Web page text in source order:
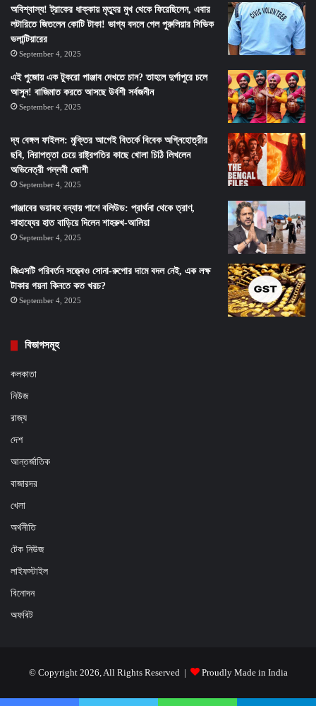
অবিশ্বাস্য! ট্রাকের ধাক্কায় মৃত্যুর মুখ থেকে ফিরেছিলেন, এবার
লটারিতে জিতলেন কোটি টাকা! ভাগ্য বদলে গেল পুরুলিয়ার সিভিক
ভলান্টিয়ারের
September 4, 2025
এই পুজোয় এক টুকরো পাঞ্জাব দেখতে চান? তাহলে দুর্গাপুরে চলে
আসুন! বাজিমাত করতে আসছে উর্বশী সর্বজনীন
September 4, 2025
দ্য বেঙ্গল ফাইলস: মুক্তির আগেই বিতর্কে বিবেক অগ্নিহোত্রীর
ছবি, নিরাপত্তা চেয়ে রাষ্ট্রপতির কাছে খোলা চিঠি লিখলেন
অভিনেত্রী পল্লবী জোশী
September 4, 2025
পাঞ্জাবের ভয়াবহ বন্যায় পাশে বলিউড: প্রার্থনা থেকে ত্রাণ,
সাহায্যের হাত বাড়িয়ে দিলেন শাহরুখ-আলিয়া
September 4, 2025
জিএসটি পরিবর্তন সত্ত্বেও সোনা-রুপোর দামে বদল নেই, এক লক্ষ
টাকার গয়না কিনতে কত খরচ?
September 4, 2025
বিভাগসমূহ
কলকাতা
নিউজ
রাজ্য
দেশ
আন্তর্জাতিক
বাজারদর
খেলা
অর্থনীতি
টেক নিউজ
লাইফস্টাইল
বিনোদন
অফবিট
© Copyright 2026, All Rights Reserved | Proudly Made in India